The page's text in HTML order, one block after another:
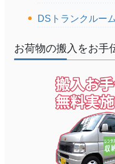
DSトランクルー
お荷物の搬入をお手